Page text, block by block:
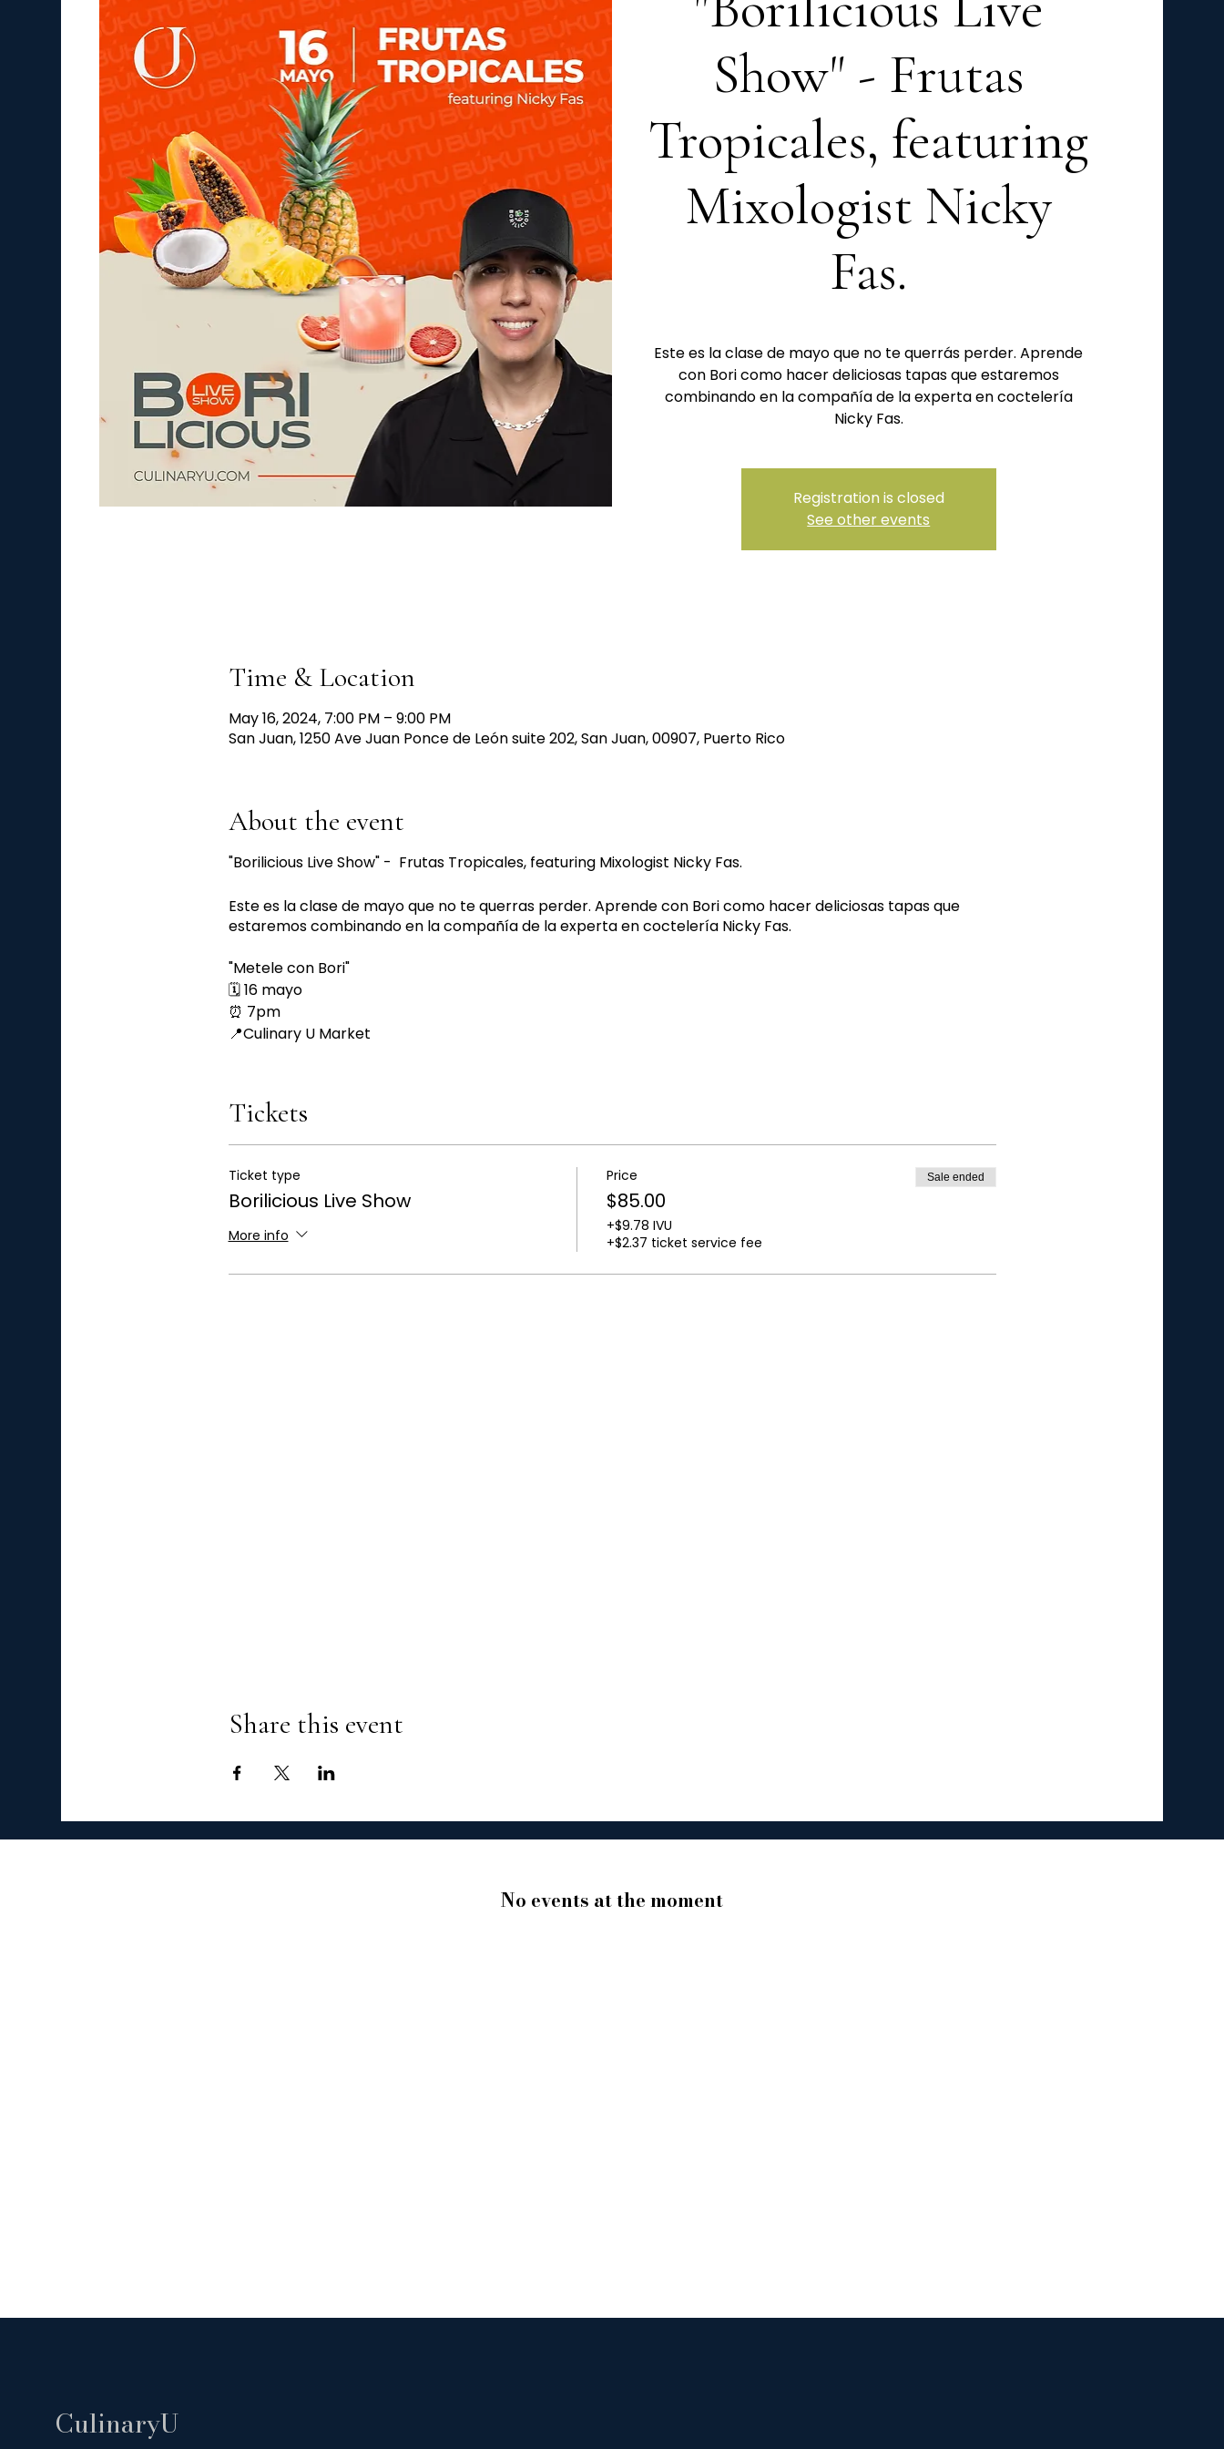
Show" - Frutas
Tropicales, featuring
Mixologist Nicky
Fas.
Este es la clase de mayo que no te querrás perder. Aprende
con Bori como hacer deliciosas tapas que estaremos
combinando en la compañía de la experta en coctelería
Registration is closed
See other events
Time & Location
May 16, 2024, 7:00 PM – 9:00 PM
San Juan, 1250 Ave Juan Ponce de León suite 202, San Juan, 00907, Puerto Rico
About the event
"Borilicious Live Show" - Frutas Tropicales, featuring Mixologist Nicky Fas.
Este es la clase de mayo que no te querras perder. Aprende con Bori como hacer deliciosas tapas que
estaremos combinando en la compañía de la experta en coctelería Nicky Fas.
"Metele con Bori"
🗓 16 mayo
⏰ 7pm
📍Culinary U Market
Parking Fee $10.00
Tickets
Ticket type
Borilicious Live Show
More info
Price
$85.00
+$9.78 IVU
+$2.37 ticket service fee
Sale ended
Share this event
No events at the moment
CulinaryU